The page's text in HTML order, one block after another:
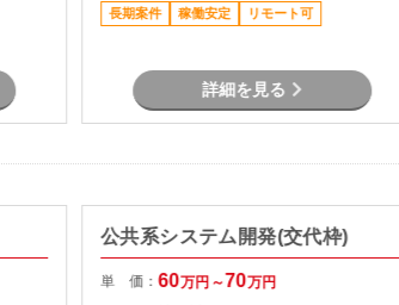
長期案件 稼働安定 リモート可
詳細を見る
公共系システム開発(交代枠)
単 価：60万円～70万円